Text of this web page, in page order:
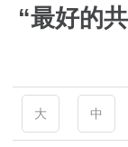
“最好的
大 中